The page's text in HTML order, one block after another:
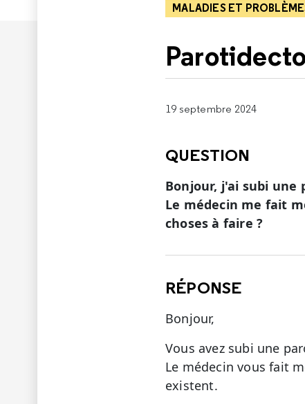
MALADIES ET
19 septembre 2024
QUESTION
Bonjour, j'ai subi
Le médecin me fait
choses à faire ?
RÉPONSE
Bonjour,
Vous avez subi une
Le médecin vous fait
existent.